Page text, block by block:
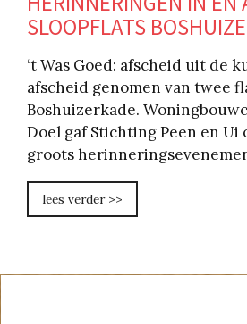
SLOOPFLATS
‘t Was Goed: afscheid uit de
afscheid genomen van twee
Boshuizerkade.
Doel gaf Stichting Peen en Ui
groots
lees verder >>